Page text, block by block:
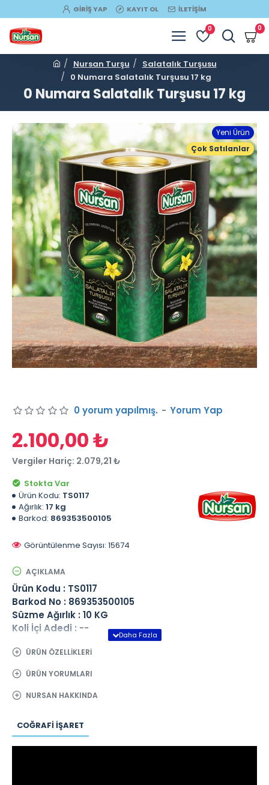
GIRIŞ YAP KAYIT OL İLETIŞIM
0 0
Nursan Turşu
Salatalık Turşusu
0 Numara Salatalık Turşusu 17 kg
0 Numara Salatalık Turşusu 17 kg
Yeni Ürün
Çok Satılanlar
Stokta Var
Ürün Kodu: TS0117
Ağırlık: 17 kg
Barkod: 869353500105
Görüntülenme Sayısı: 15674
0 yorum yapılmış. - Yorum Yap
2.100,00 ₺
Vergiler Hariç: 2.079,21 ₺
AÇIKLAMA
Ürün Kodu : TS0117
Barkod No : 869353500105
Süzme Ağırlık : 10 KG
Koli İçi Adedi : --
ÜRÜN ÖZELLIKLERI
ÜRÜN YORUMLARI
NURSAN HAKKINDA
COĞRAFI İŞARET